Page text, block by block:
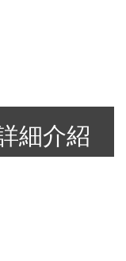
細介紹